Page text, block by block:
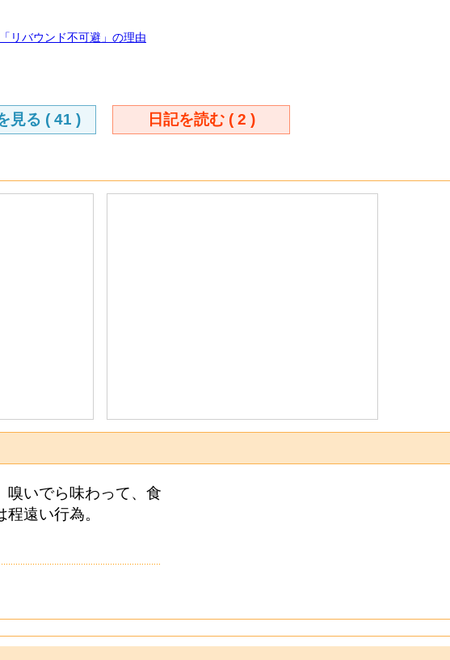
リバウンド不可避」の理由
見る ( 41 ) 日記を読む ( 2 )
嗅いでら味わって、食
遠い行為。